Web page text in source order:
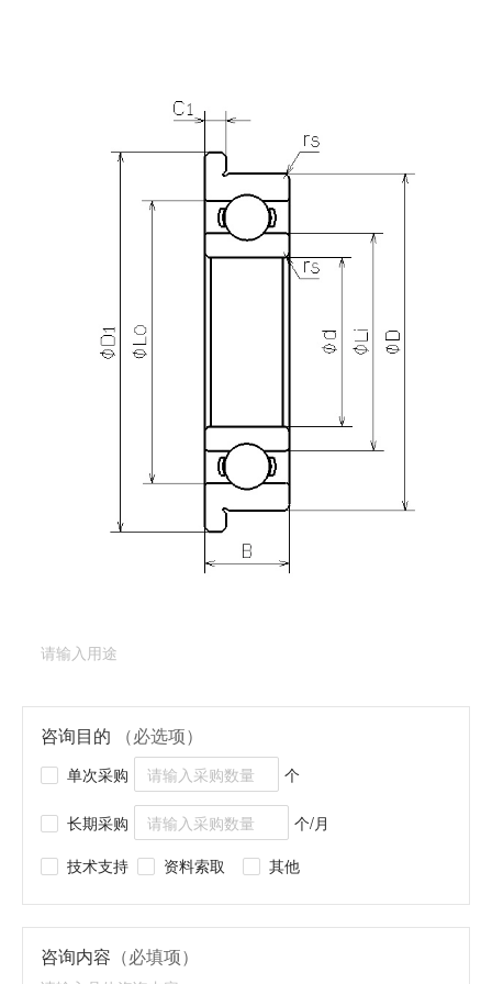
DDLF-1480的详细信息？
请填写表格，与美蓓亚三美的产品专家取得联系。
深沟球轴承（法兰型）
咨询目的 （必选项）
单次采购 个
长期采购
个/月
技术支持
资料索取 其他
咨询内容 （必填项）